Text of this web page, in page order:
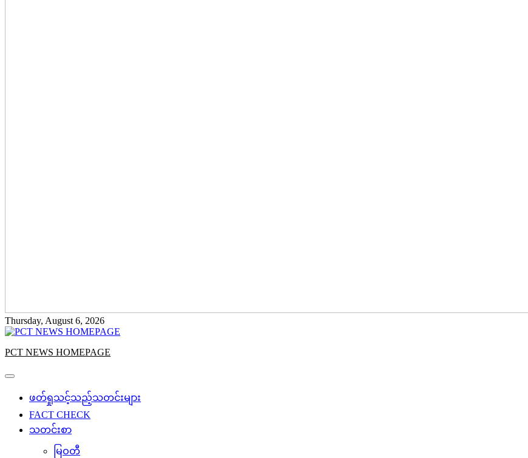
Thursday, August 6, 2026
PCT NEWS HOMEPAGE
ဖတ်ရှုသင့်သည့်သတင်းများ
FACT CHECK
သတင်းစာ
မြဝတီ